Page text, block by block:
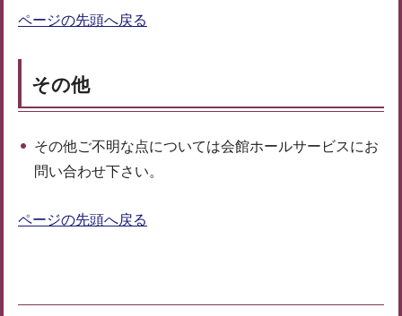
ページの先頭へ戻る
その他
その他ご不明な点については会館ホールサービスにお
問い合わせ下さい。
ページの先頭へ戻る